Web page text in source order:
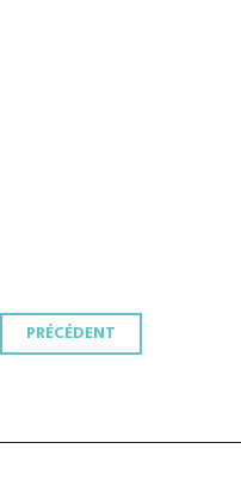
Navigation
PRÉCÉDENT